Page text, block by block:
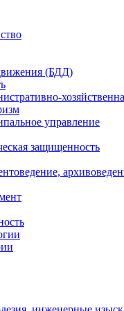
(БДД)
управление
защищенность